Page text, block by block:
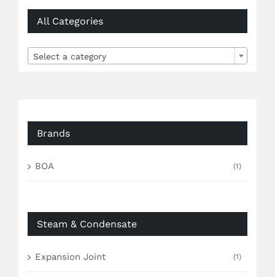
All Categories
Select a category
Brands
BOA (1)
Steam & Condensate
Expansion Joint (1)